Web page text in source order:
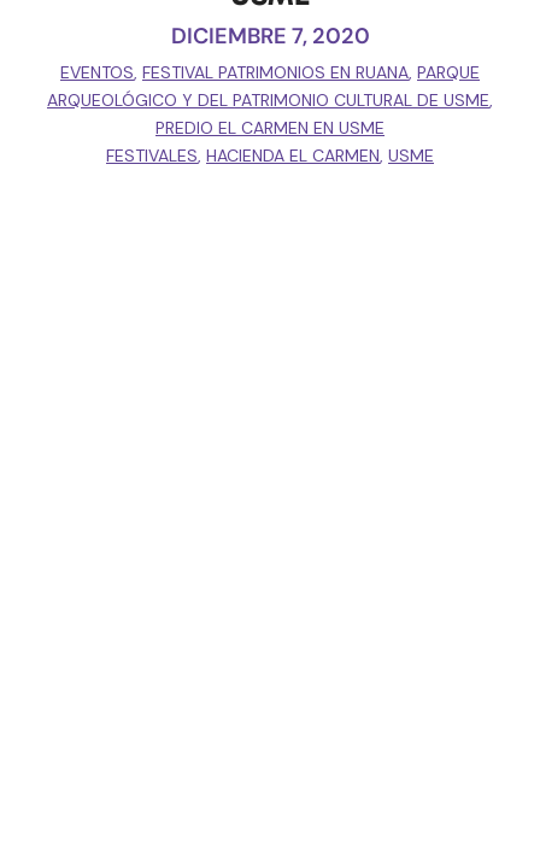
DICIEMBRE 7, 2020
EVENTOS, FESTIVAL PATRIMONIOS EN RUANA, PARQUE
ARQUEOLÓGICO Y DEL PATRIMONIO CULTURAL DE USME,
PREDIO EL CARMEN EN USME
FESTIVALES, HACIENDA EL CARMEN, USME